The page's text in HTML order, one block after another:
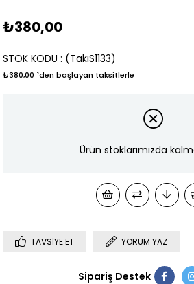
₺380,00
(TakıS1133)
STOK KODU
₺380,00 `den başlayan taksitlerle
Ürün stoklarımızda
TAVSIYE ET YORUM YAZ
Sipariş Destek